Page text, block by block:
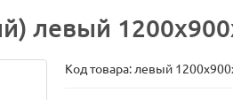
левый
Код товара: левый